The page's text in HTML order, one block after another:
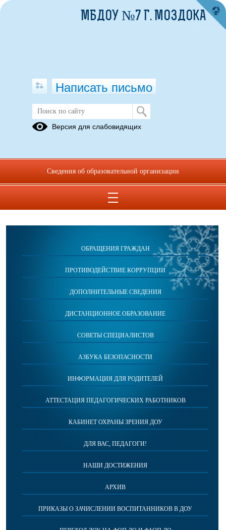
Информация для родителей
ОБРАЩЕНИЯ ГРАЖДАН
ПРОТИВОДЕЙСТВИЕ КОРРУПЦИИ
ДОПОЛНИТЕЛЬНЫЕ СВЕДЕНИЯ
ДИСТАНЦИОННОЕ ОБРАЗОВАНИЕ
СОВЕТЫ СПЕЦИАЛИСТОВ
АЗБУКА БЕЗОПАСНОСТИ
ИНФОРМАЦИЯ ДЛЯ РОДИТЕЛЕЙ
АТТЕСТАЦИЯ ПЕДАГОГИЧЕСКИХ РАБОТНИКОВ
КАБИНЕТ ОХРАНЫ ЗРЕНИЯ ДОУ
ДЛЯ ВАС, ПЕДАГОГИ!
НАШИ ДОСТИЖЕНИЯ
АРХИВ
ПРИКАЗЫ О ЗАЧИСЛЕНИИ ВОСПИТАННИКОВ В ДОУ
МБДОУ №7 Г. МОЗДОКА
Написать письмо
Версия для слабовидящих
Сведения об образовательной организации